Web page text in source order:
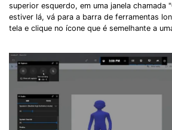
superior esquerdo, em uma janela chamada
estiver lá, vá para a barra de ferramentas
tela e clique no ícone que é semelhante a